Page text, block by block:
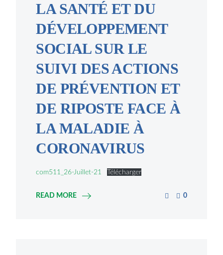
LA SANTÉ ET DU
DÉVELOPPEMENT
SOCIAL SUR LE
SUIVI DES ACTIONS
DE PRÉVENTION ET
DE RIPOSTE FACE À
LA MALADIE À
CORONAVIRUS
com511_26-Juillet-21 Télécharger
READ MORE 0